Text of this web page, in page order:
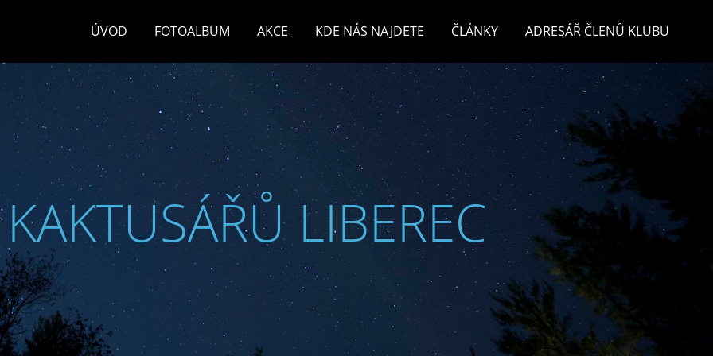
ÚVOD FOTOALBUM AKCE KDE NÁS NAJDETE ČLÁNKY ADRESÁŘ ČLENŮ KLUBU
LIBEREC